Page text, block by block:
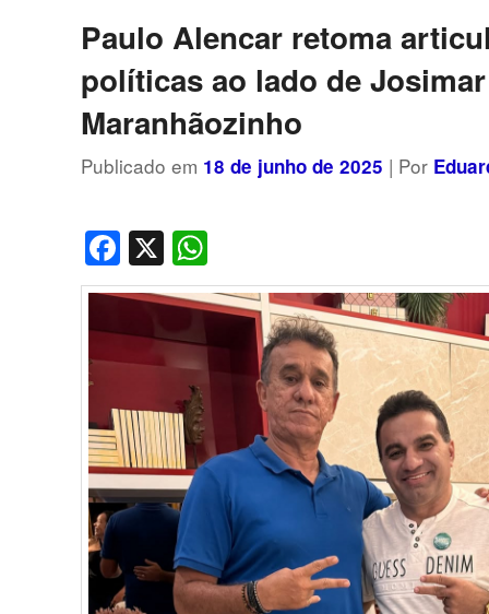
Paulo Alencar retoma
políticas ao lado de Josimar
Maranhãozinho
Publicado em 18 de junho de 2025 | Por
Facebook
X